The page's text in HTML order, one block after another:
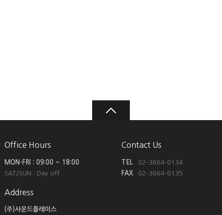
Office Hours
MON-FRI : 09:00 ~ 18:00
SAT/SUN : Day off
Contact Us
TEL
02-3664-0134
FAX
02-3664-0135
Address
(주)사운드플레이스